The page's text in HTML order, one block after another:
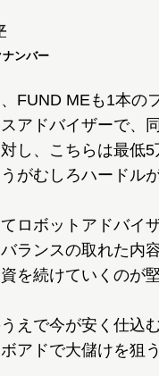
ナンバー
FUND MEも1本の
アドバイザーで、
し、こちらは最低
がむしろハードルが
てロボットアドバイ
ランスの取れた内
を続けていくのが
えで今が安く仕込
アドで大儲けを狙